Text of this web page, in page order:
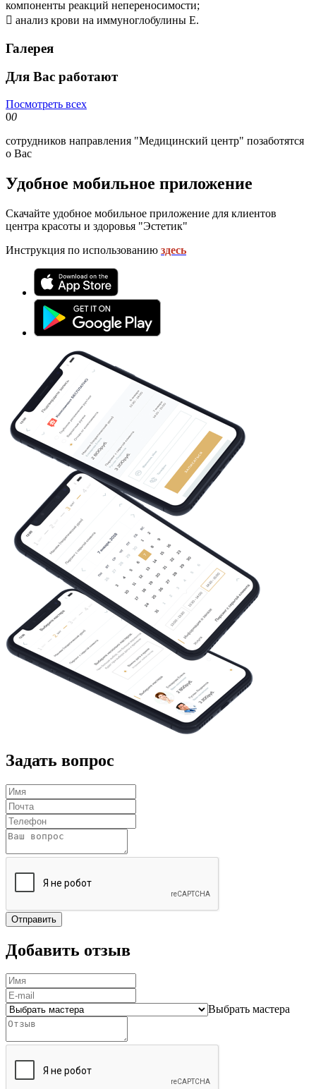
компоненты реакций непереносимости;
 анализ крови на иммуноглобулины Е.
Галерея
Для Вас работают
Посмотреть всех
00
сотрудников направления "Медицинский центр" позаботятся
о Вас
Удобное мобильное приложение
Скачайте удобное мобильное приложение для клиентов
центра красоты и здоровья "Эстетик"
Инструкция по использованию здесь
Задать вопрос
Отправить
Добавить отзыв
Выбрать мастера